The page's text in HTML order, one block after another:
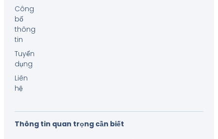
Công
bố
thông
tin
Tuyển
dụng
Liên
hệ
Thông tin quan trọng cần biết